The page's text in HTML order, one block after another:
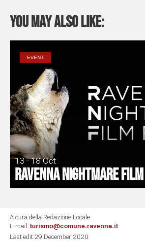
You may also like:
EVENT
13 - 18 Oct
Ravenna Nightmare
A cura della Redazione Locale
E-mail: turismo@comune.ravenna.it
Last edit:29 December 2020